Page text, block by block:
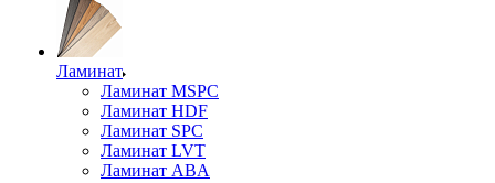
Ламинат
Ламинат MSPC
Ламинат HDF
Ламинат SPC
Ламинат LVT
Ламинат ABA